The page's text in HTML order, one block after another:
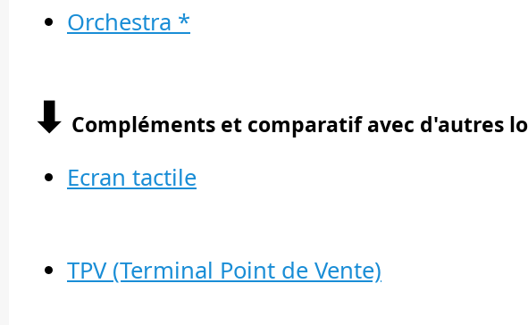
Orchestra *
⬇︎ Compléments et comparatif avec d'autres
Ecran tactile
TPV (Terminal Point de Vente)